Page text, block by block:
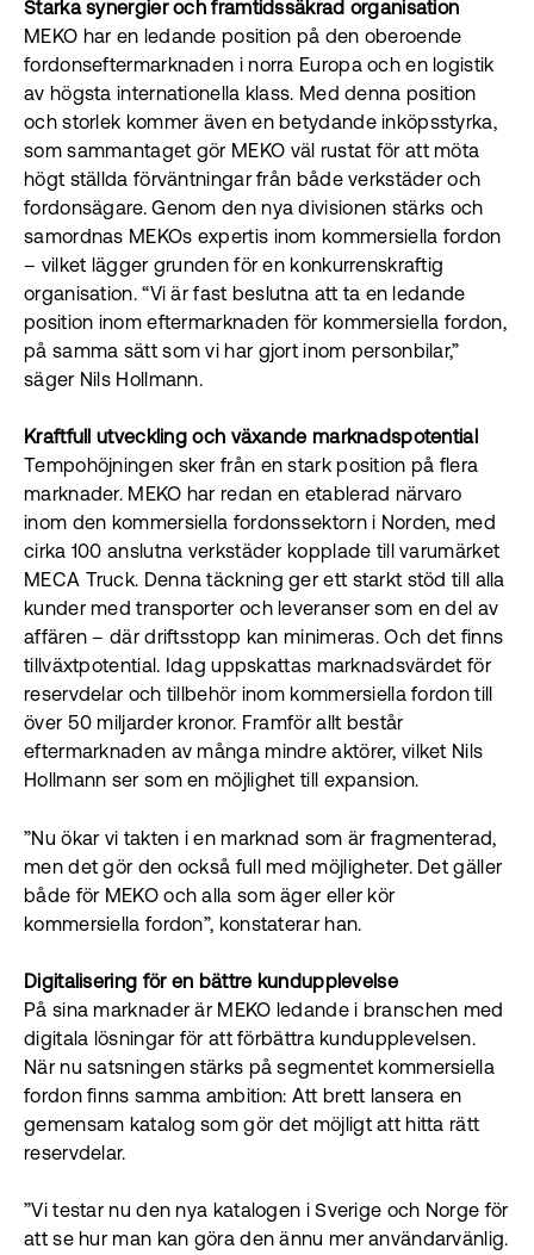
Starka synergier och framtidssäkrad organisation
MEKO har en ledande position på den oberoende
fordonseftermarknaden i norra Europa och en logistik
av högsta internationella klass. Med denna position
och storlek kommer även en betydande inköpsstyrka,
som sammantaget gör MEKO väl rustat för att möta
högt ställda förväntningar från både verkstäder och
fordonsägare. Genom den nya divisionen stärks och
samordnas MEKOs expertis inom kommersiella fordon
– vilket lägger grunden för en konkurrenskraftig
organisation. “Vi är fast beslutna att ta en ledande
position inom eftermarknaden för kommersiella fordon,
på samma sätt som vi har gjort inom personbilar,”
säger Nils Hollmann.
Kraftfull utveckling och växande marknadspotential
Tempohöjningen sker från en stark position på flera
marknader. MEKO har redan en etablerad närvaro
inom den kommersiella fordonssektorn i Norden, med
cirka 100 anslutna verkstäder kopplade till varumärket
MECA Truck. Denna täckning ger ett starkt stöd till alla
kunder med transporter och leveranser som en del av
affären – där driftsstopp kan minimeras. Och det finns
tillväxtpotential. Idag uppskattas marknadsvärdet för
reservdelar och tillbehör inom kommersiella fordon till
över 50 miljarder kronor. Framför allt består
eftermarknaden av många mindre aktörer, vilket Nils
Hollmann ser som en möjlighet till expansion.
”Nu ökar vi takten i en marknad som är fragmenterad,
men det gör den också full med möjligheter. Det gäller
både för MEKO och alla som äger eller kör
kommersiella fordon”, konstaterar han.
Digitalisering för en bättre kundupplevelse
På sina marknader är MEKO ledande i branschen med
digitala lösningar för att förbättra kundupplevelsen.
När nu satsningen stärks på segmentet kommersiella
fordon finns samma ambition: Att brett lansera en
gemensam katalog som gör det möjligt att hitta rätt
reservdelar.
”Vi testar nu den nya katalogen i Sverige och Norge för
att se hur man kan göra den ännu mer användarvänlig.